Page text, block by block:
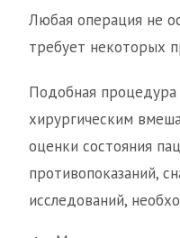
Любая операция не
требует некоторых
Подобная процедура
хирургическим
оценки состояния
противопоказаний,
исследований,